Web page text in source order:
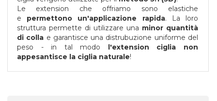
Le extension che offriamo sono elastiche
e permettono un'applicazione rapida. La loro
struttura permette di utilizzare una minor quantità
di colla e garantisce una distrubuzione uniforme del
peso - in tal modo l'extension ciglia non
appesantisce la ciglia naturale!